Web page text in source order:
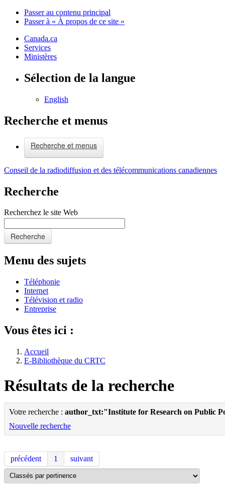
Passer au contenu principal
Passer à « À propos de ce site »
Canada.ca
Services
Ministères
Sélection de la langue
English
Recherche et menus
Recherche et menus
Conseil de la radiodiffusion et des télécommunications canadiennes
Recherche
Recherchez le site Web
Recherche
Menu des sujets
Téléphonie
Internet
Télévision et radio
Entreprise
Vous êtes ici :
Accueil
E-Bibliothèque du CRTC
Résultats de la recherche
Votre recherche : author_txt:"Institute for Research on Public
Nouvelle recherche
précédent 1 suivant